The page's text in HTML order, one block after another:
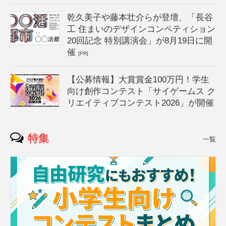
乾久美子や藤本壮介らが登壇、「長谷
工 住まいのデザインコンペティション
20回記念 特別講演会」が8月19日に開
催[PR]
【公募情報】大賞賞金100万円！学生
向け創作コンテスト「サイゲームス ク
リエイティブコンテスト2026」が開催
特集 一覧